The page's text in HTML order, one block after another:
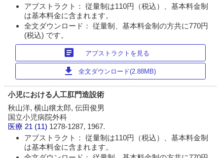
アブストラクト： 従量制は110円（税込）、基本料金制
は基本料金に含まれます。
全文ダウンロード： 従量制、基本料金制の方共に770円
(税込) です。
article アブストラクトを見る
download 全文ダウンロード(2.88MB)
小児における人工肛門造設術
秋山洋, 横山穣太郎, 伝田俊男
国立小児病院外科
医療 21 (11) 1278-1287, 1967.
アブストラクト： 従量制は110円（税込）、基本料金制
は基本料金に含まれます。